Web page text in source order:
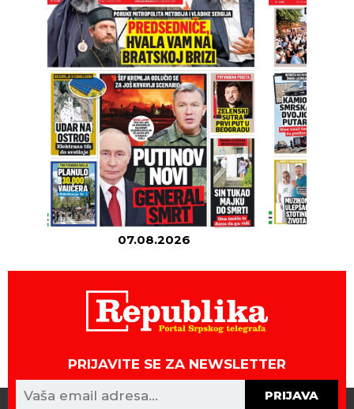
07.08.2026
PRIJAVITE SE ZA NEWSLETTER
PRIJAVA